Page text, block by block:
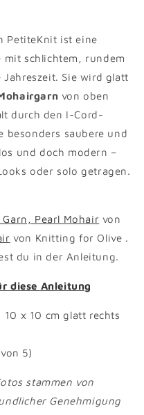
PetiteKnit ist eine
mit schlichtem, rundem
Sie wird glatt
von oben
durch den I-Cord-
besonders saubere und
und doch modern –
oder solo getragen.
Garn, Pearl Mohair von
von Knitting for Olive .
du in der Anleitung.
diese Anleitung
10 x 10 cm glatt rechts
5)
stammen von
Genehmigung